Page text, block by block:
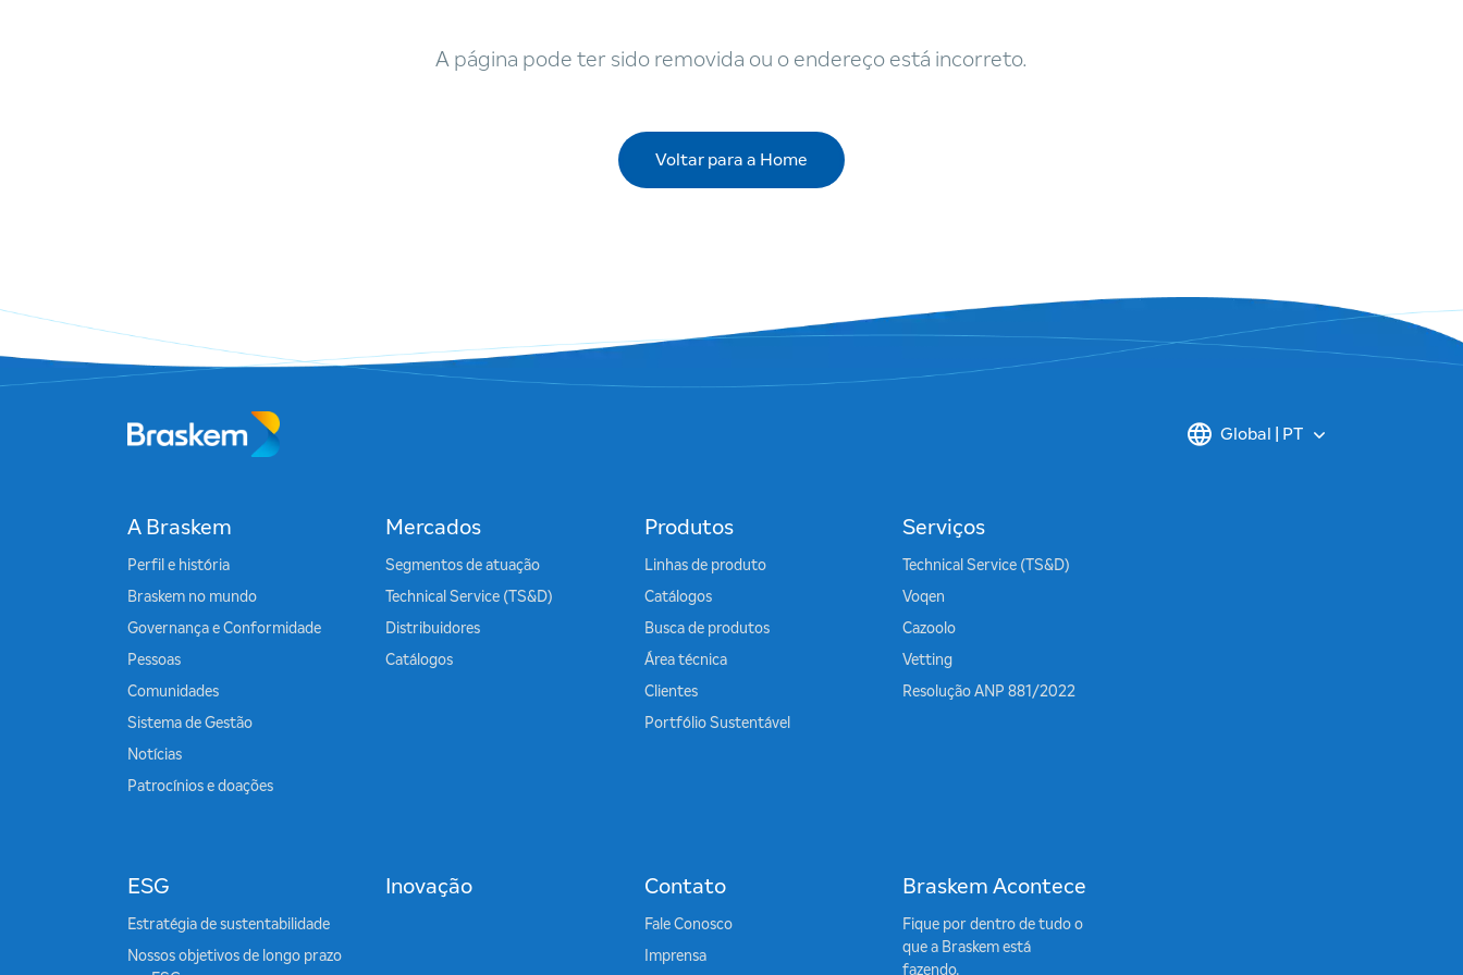
A página pode ter sido removida ou o endereço está incorreto.
Voltar para a Home
Global | PT
A Braskem
Perfil e história
Braskem no mundo
Governança e Conformidade
Pessoas
Comunidades
Sistema de Gestão
Notícias
Patrocínios e doações
Mercados
Segmentos de atuação
Technical Service (TS&D)
Distribuidores
Catálogos
Produtos
Linhas de produto
Catálogos
Busca de produtos
Área técnica
Clientes
Portfólio Sustentável
Serviços
Technical Service (TS&D)
Voqen
Cazoolo
Vetting
Resolução ANP 881/2022
ESG
Estratégia de sustentabilidade
Nossos objetivos de longo prazo
Inovação Contato
Fale Conosco
Imprensa
Braskem Acontece
Fique por dentro de tudo o
que a Braskem está
fazendo.